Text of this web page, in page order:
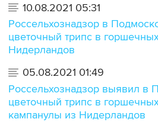
10.08.2021 05:31
Россельхознадзор в
цветочный трипс в
Нидерландов
05.08.2021 01:49
Россельхознадзор выявил в
цветочный трипс в
кампанулы из Нидерландов